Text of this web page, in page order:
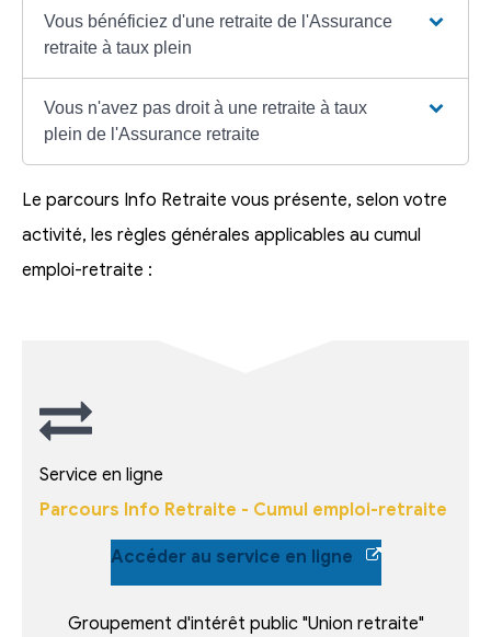
Vous bénéficiez d'une retraite de l'Assurance
retraite à taux plein
Vous n'avez pas droit à une retraite à taux
plein de l'Assurance retraite
Le parcours Info Retraite vous présente, selon votre
activité, les règles générales applicables au cumul
emploi-retraite :
Service en ligne
Parcours Info Retraite - Cumul emploi-retraite
Accéder au service en ligne
Groupement d'intérêt public "Union retraite"